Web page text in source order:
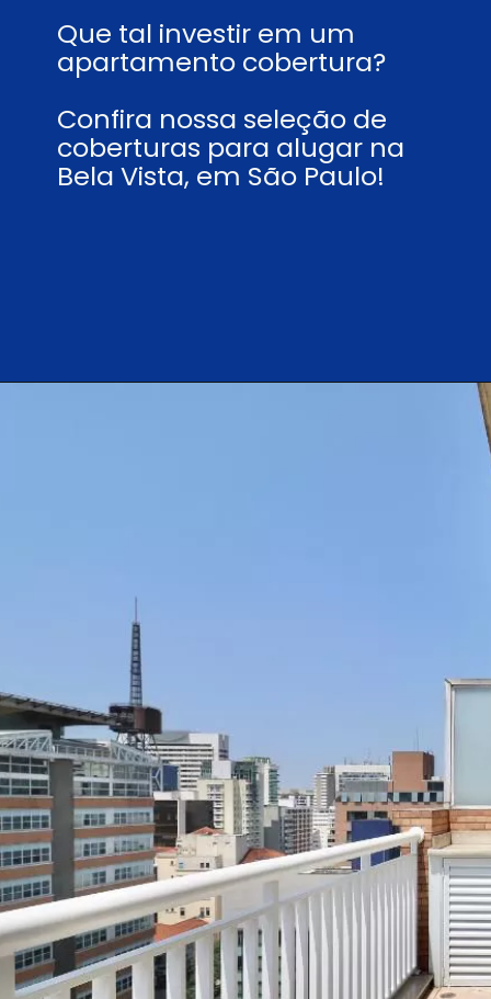
Que tal investir em um
apartamento cobertura?
Confira nossa seleção de
coberturas para alugar na
Bela Vista, em São Paulo!